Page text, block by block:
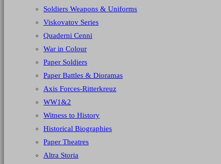
Soldiers Weapons & Uniforms
Viskovatov Series
Quaderni Cenni
War in Colour
Paper Soldiers
Paper Battles & Dioramas
Axis Forces-Ritterkreuz
WW1&2
Witness to History
Historical Biographies
Paper Theatres
Altra Storia